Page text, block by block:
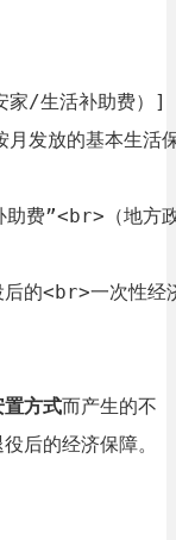
/生活补助费）]
发放的基本生活
”<br>（地方政
的<br>一次性经
置方式而产生的不
后的经济保障。